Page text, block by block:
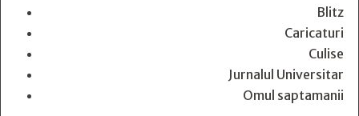
Blitz
Caricaturi
Culise
Jurnalul Universitar
Omul saptamanii